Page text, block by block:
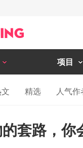
项目
精选 人气
套路，你